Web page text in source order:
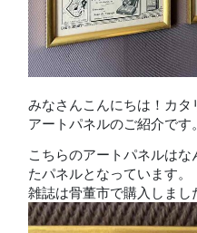
みなさんこんにちは！カタ
アートパネルのご紹介です。
こちらのアートパネルは
たパネルとなっています。
雑誌は骨董市で購入しまし